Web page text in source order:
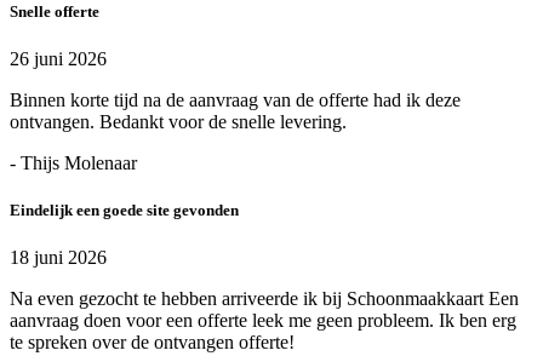
Snelle offerte
26 juni 2026
Binnen korte tijd na de aanvraag van de offerte had ik deze
ontvangen. Bedankt voor de snelle levering.
- Thijs Molenaar
Eindelijk een goede site gevonden
18 juni 2026
Na even gezocht te hebben arriveerde ik bij Schoonmaakkaart Een
aanvraag doen voor een offerte leek me geen probleem. Ik ben erg
te spreken over de ontvangen offerte!